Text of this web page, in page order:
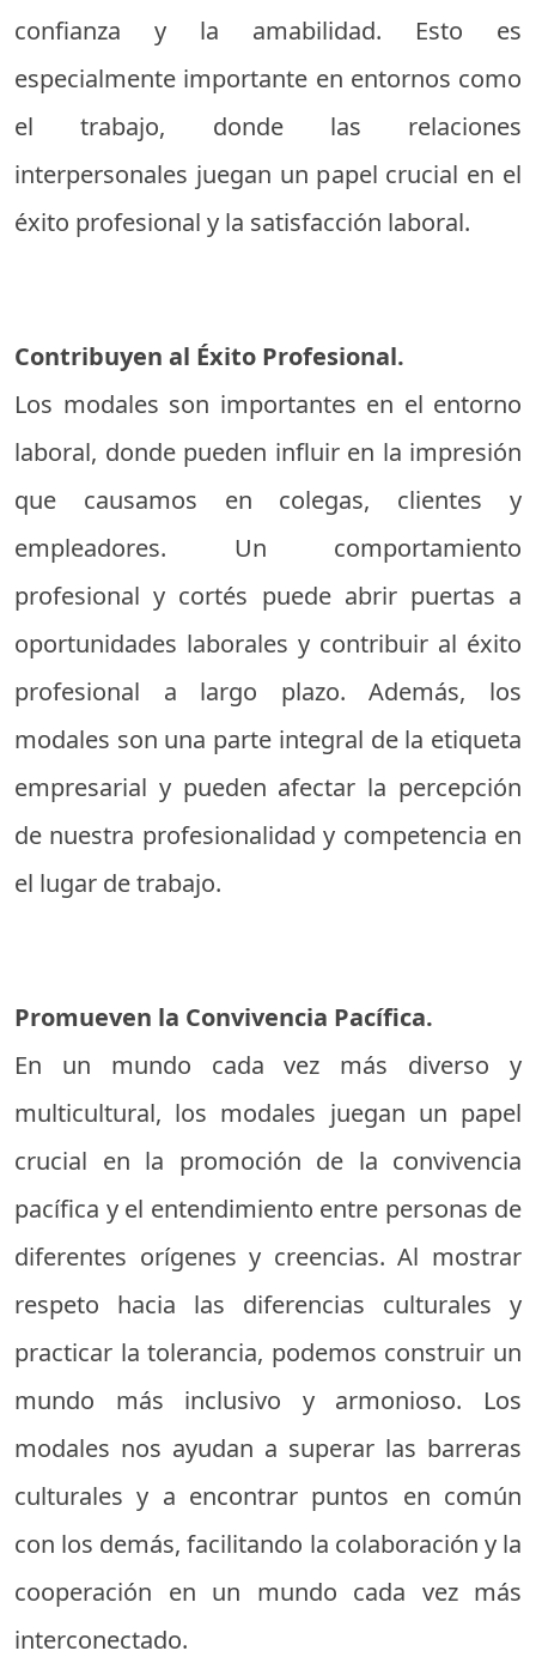
confianza y la amabilidad. Esto es
especialmente importante en entornos como
el trabajo, donde las relaciones
interpersonales juegan un papel crucial en el
éxito profesional y la satisfacción laboral.
Contribuyen al Éxito Profesional.
Los modales son importantes en el entorno
laboral, donde pueden influir en la impresión
que causamos en colegas, clientes y
empleadores. Un comportamiento
profesional y cortés puede abrir puertas a
oportunidades laborales y contribuir al éxito
profesional a largo plazo. Además, los
modales son una parte integral de la etiqueta
empresarial y pueden afectar la percepción
de nuestra profesionalidad y competencia en
el lugar de trabajo.
Promueven la Convivencia Pacífica.
En un mundo cada vez más diverso y
multicultural, los modales juegan un papel
crucial en la promoción de la convivencia
pacífica y el entendimiento entre personas de
diferentes orígenes y creencias. Al mostrar
respeto hacia las diferencias culturales y
practicar la tolerancia, podemos construir un
mundo más inclusivo y armonioso. Los
modales nos ayudan a superar las barreras
culturales y a encontrar puntos en común
con los demás, facilitando la colaboración y la
cooperación en un mundo cada vez más
interconectado.